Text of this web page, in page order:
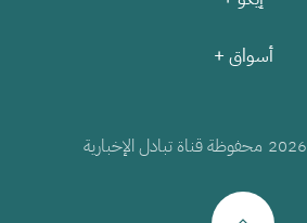
أسواق +
2026 محفوظة قناة تبادل الإخبارية